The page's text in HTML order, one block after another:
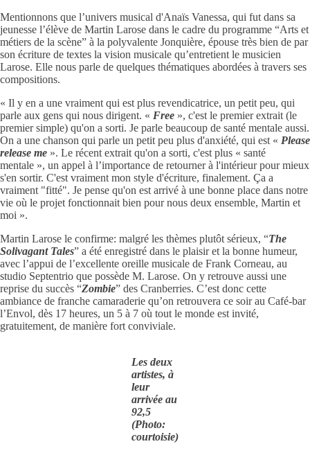
Mentionnons que l’univers musical d'Anaïs Vanessa, qui fut dans sa
jeunesse l’élève de Martin Larose dans le cadre du programme “Arts et
métiers de la scène” à la polyvalente Jonquière, épouse très bien de par
son écriture de textes la vision musicale qu’entretient le musicien
Larose. Elle nous parle de quelques thématiques abordées à travers ses
compositions.
« Il y en a une vraiment qui est plus revendicatrice, un petit peu, qui
parle aux gens qui nous dirigent. « Free », c'est le premier extrait (le
premier simple) qu'on a sorti. Je parle beaucoup de santé mentale aussi.
On a une chanson qui parle un petit peu plus d'anxiété, qui est « Please
release me ». Le récent extrait qu'on a sorti, c'est plus « santé
mentale », un appel à l’importance de retourner à l'intérieur pour mieux
s'en sortir. C'est vraiment mon style d'écriture, finalement. Ça a
vraiment "fitté". Je pense qu'on est arrivé à une bonne place dans notre
vie où le projet fonctionnait bien pour nous deux ensemble, Martin et
moi ».
Martin Larose le confirme: malgré les thèmes plutôt sérieux, “The
Solivagant Tales” a été enregistré dans le plaisir et la bonne humeur,
avec l’appui de l’excellente oreille musicale de Frank Corneau, au
studio Septentrio que possède M. Larose. On y retrouve aussi une
reprise du succès “Zombie” des Cranberries. C’est donc cette
ambiance de franche camaraderie qu’on retrouvera ce soir au Café-bar
l’Envol, dès 17 heures, un 5 à 7 où tout le monde est invité,
gratuitement, de manière fort conviviale.
Les deux
artistes, à
leur
arrivée au
92,5
(Photo:
courtoisie)